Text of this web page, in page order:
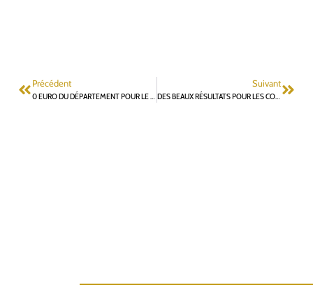
Précédent
0 EURO DU DÉPARTEMENT POUR LE THÉÂTRE DES SOURCES
Suivant
DES BEAUX RÉSULTATS POUR LES COLLÉGIENS DES ORMEAUX AUX RENCONTRES DÉPARTEMENTALES DE DANSE CHORÉGRAPHIQUE